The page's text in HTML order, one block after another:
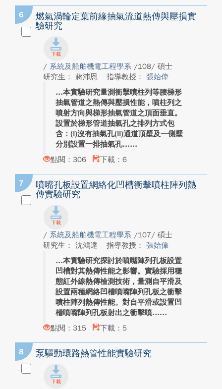
6
燃氣渦輪定葉前緣抽氣流道熱傳與壓損實
驗研究
/ 系統及船舶機電工程學系 /108/ 碩士
研究生： 蔣沛恩
指導教授： 張始偉
本實驗研究量測衝擊噴柱列等腰梯形
抽氣管道之熱傳與壓損性能，噴柱列之
噴射方向與梯形抽氣管道之頂面垂直。
設置於梯形管道抽氣孔之排列方式包
含：(I)沒有抽氣孔(II)通道頂壁及一側壁
分別設置一排抽氣孔...
點閱：306
下載：6
7
噴嘴孔板設置網絡化凹槽衝擊噴柱陣列熱
傳實驗研究
/ 系統及船舶機電工程學系 /107/ 碩士
研究生： 沈鴻達
指導教授： 張始偉
本實驗研究探討於噴嘴陣列孔板設置
凹槽對其熱傳性能之影響。實驗採用穩
態紅外線熱傳檢測技術，量測自平滑及
設置兩種網絡凹槽噴嘴陣列孔板之衝擊
噴柱陣列熱傳性能。對自平滑或設置凹
槽噴嘴陣列孔板射出之衝擊噴...
點閱：315
下載：5
8 泵驅動環路熱管性能實驗研究